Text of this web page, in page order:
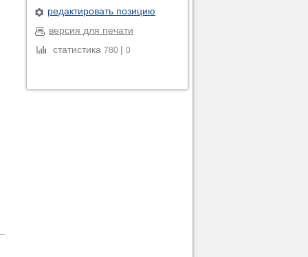
редактировать позицию
версия для печати
статистика 780 | 0